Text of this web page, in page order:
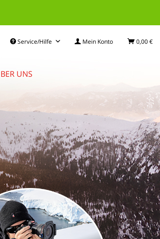
Service/Hilfe Mein Konto 0,00 €
UNS